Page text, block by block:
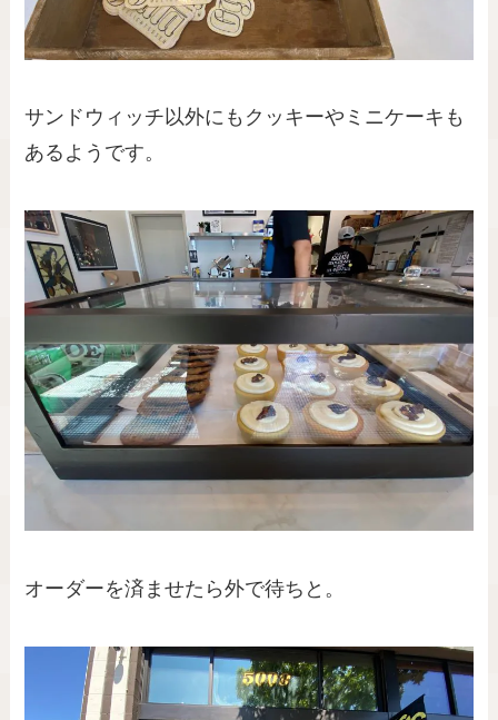
サンドウィッチ以外にもクッキーやミニケーキも
あるようです。
オーダーを済ませたら外で待ちと。